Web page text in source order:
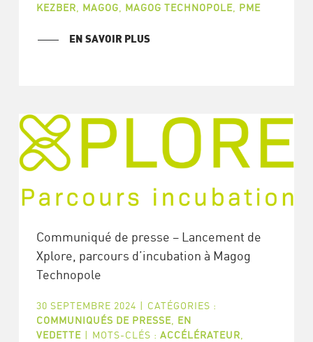
KEZBER
MAGOG MAGOG TECHNOPOLE, PME
EN SAVOIR PLUS
Communiqué de presse – Lancement de
Xplore, parcours d’incubation à Magog
Technopole
30 SEPTEMBRE 2024 | CATÉGORIES :
COMMUNIQUÉS DE PRESSE, EN
VEDETTE | MOTS-CLÉS : ACCÉLÉRATEUR